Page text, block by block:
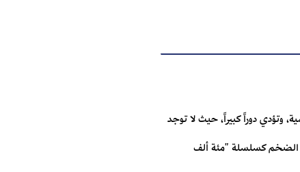
وتؤدي دوراً كبيراً، حيث لا توجد
الضخم كسلسلة "مئة ألف